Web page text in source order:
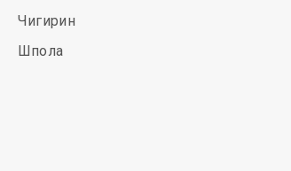
Чигирин
Шпола